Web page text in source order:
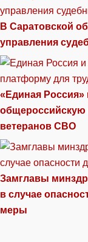
В Саратовской
управления
«Единая Россия»
общероссийскую
ветеранов СВО
Замглавы
в случае
меры